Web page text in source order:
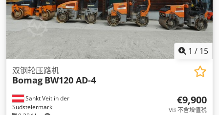
1 / 15
Sankt Veit in der
Südsteiermark
双钢轮压路机
Bomag BW120 AD-4
€9,900
VB 不含增值税